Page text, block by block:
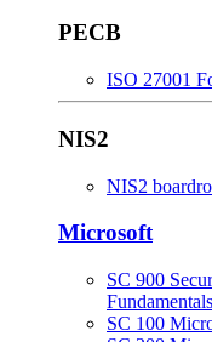
PECB
ISO 27001
NIS2
NIS2
Microsoft
SC 900
Fundamentals
SC 100